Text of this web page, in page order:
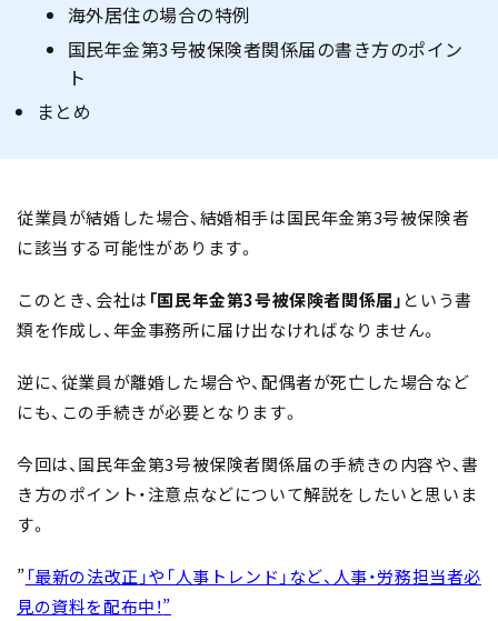
海外居住の場合の特例
国民年金第3号被保険者関係届の書き方のポイン
ト
まとめ
従業員が結婚した場合、結婚相手は国民年金第3号被保険者
に該当する可能性があります。
このとき、会社は 「国民年金第3号被保険者関係届」 という書
類を作成し、年金事務所に届け出なければなりません。
逆に、従業員が離婚した場合や、配偶者が死亡した場合など
にも、この手続きが必要となります。
今回は、国民年金第3号被保険者関係届の手続きの内容や、書
き方のポイント・注意点などについて解説をしたいと思いま
す。
”「最新の法改正」や「人事トレンド」など、人事・労務担当者必
見の資料を配布中！”